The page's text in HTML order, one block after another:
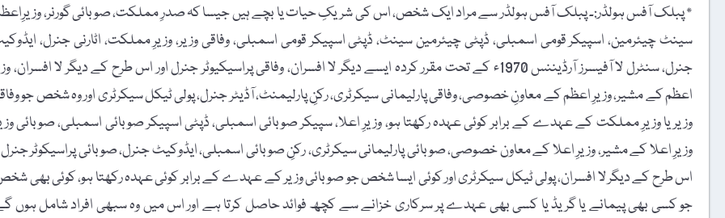
٭ پبلک آفس ہولڈر:۔ پبلک آفس ہولڈر سے مراد ایک شخص، اس کی شریکِ حیات یا بچے ہیں جیسا کہ صدرِ مملکت، صوبائی گورنر،
سینٹ چیئرمین، اسپیکر قومی اسمبلی، ڈپٹی چیئرمین سینٹ، ڈپٹی اسپیکر قومی اسمبلی، وفاقی وزیر، وزیرِ مملکت، اٹارنی جنرل،
جنرل، سنٹرل لا آفیسرز آرڈیننس 1970ء کے تحت مقرر کردہ ایسے دیگر لا افسران، وفاقی پراسیکیوٹر جنرل اور اس طرح کے دیگر لا افسران،
اعظم کے مشیر، وزیرِ اعظم کے معاونِ خصوصی، وفاقی پارلیمانی سیکرٹری، رکنِ پارلیمنٹ، آڈیٹر جنرل، پولی ٹیکل سیکرٹری اور وہ شخص جو
وزیر یا وزیرِ مملکت کے عہدے کے برابر کوئی عہدہ رکھتا ہو، وزیرِ اعلا، سپیکر صوبائی اسمبلی، ڈپٹی اسپیکر صوبائی اسمبلی، صوبائی
وزیرِ اعلا کے مشیر، وزیرِ اعلا کے معاون خصوصی، صوبائی پارلیمانی سیکرٹری، رکنِ صوبائی اسمبلی، ایڈوکیٹ جنرل، صوبائی پراسیکوٹر جنرل
اس طرح کے دیگر لا افسران، پولی ٹیکل سیکرٹری اور کوئی ایسا شخص جو صوبائی وزیر کے عہدے کے برابر کوئی عہدہ رکھتا ہو، کوئی بھی
جو کسی بھی پیمانے یا گریڈ یا کسی بھی عہدے پر سرکاری خزانے سے کچھ فوائد حاصل کرتا ہے اور اس میں وہ سبھی افراد شامل ہوں